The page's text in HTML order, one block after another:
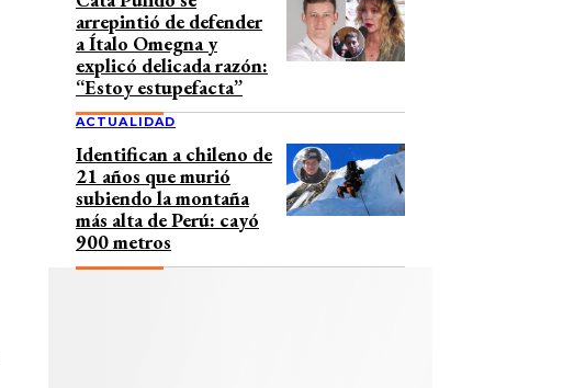
arrepintió de defender
a Ítalo Omegna y
explicó delicada razón:
“Estoy estupefacta”
ACTUALIDAD
Identifican a chileno de
21 años que murió
subiendo la montaña
más alta de Perú: cayó
900 metros